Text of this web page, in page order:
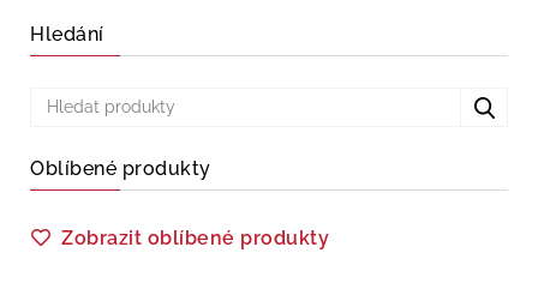
Hledání
Oblíbené produkty
Zobrazit oblíbené produkty